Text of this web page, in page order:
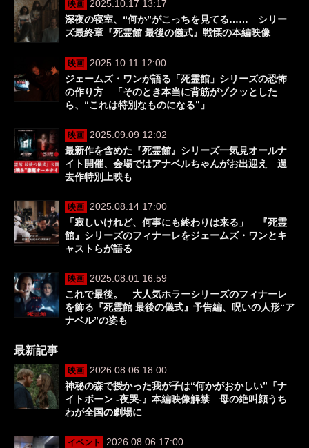
映画
2025.10.17 13:17
深夜の寝室、“何か”がこっちを見てる…… シリー
ズ最終章『死霊館 最後の儀式』戦慄の本編映像
映画
2025.10.11 12:00
ジェームズ・ワンが語る「死霊館」シリーズの恐怖
の作り方 「そのとき本当に背筋がゾクッとした
ら、“これは特別なものになる”」
映画
2025.09.09 12:02
最新作を含めた『死霊館』シリーズ一気見オールナ
イト開催、会場ではアナベルちゃんがお出迎え 過
去作特別上映も
映画
2025.08.14 17:00
「寂しいけれど、何事にも終わりは来る」 『死霊
館』シリーズのフィナーレをジェームズ・ワンとキ
ャストらが語る
映画
2025.08.01 16:59
これで最後。 大人気ホラーシリーズのフィナーレ
を飾る『死霊館 最後の儀式』予告編、呪いの人形“ア
ナベル”の姿も
最新記事
映画
2026.08.06 18:00
神秘の森で授かった我が子は“何かがおかしい”『ナ
イトボーン -夜哭-』本編映像解禁 母の絶叫顔うち
わが全国の劇場に
イベント
2026.08.06 17:00